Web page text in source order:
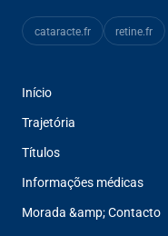
cataracte.fr retine.fr
Início
Trajetória
Títulos
Informações médicas
Morada &amp; Contacto